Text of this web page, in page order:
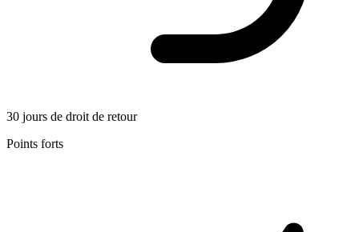
30 jours de droit de retour
Points forts